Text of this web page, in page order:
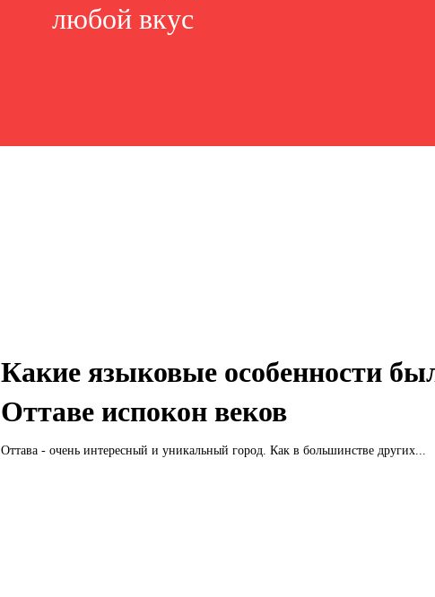
любой вкус
Какие языковые особенности
Оттаве испокон веков
Оттава - очень интересный и уникальный город. Как в большинстве других...